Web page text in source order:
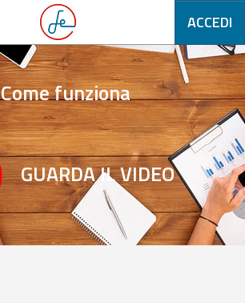
ACCEDI
Come funziona
GUARDA IL VIDEO